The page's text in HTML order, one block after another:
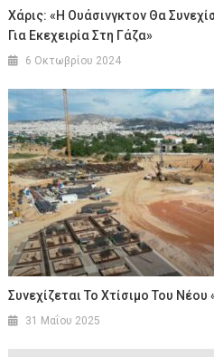
Χάρις: «Η Ουάσινγκτον Θα
Για Εκεχειρία Στη Γάζα»
6 Οκτωβρίου 2024
Συνεχίζεται Το Χτίσιμο Του
31 Μαΐου 2025